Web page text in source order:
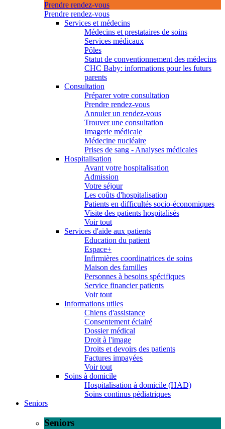
Prendre rendez-vous
Prendre rendez-vous
Services et médecins
Médecins et prestataires de soins
Services médicaux
Pôles
Statut de conventionnement des médecins
CHC Baby: informations pour les futurs
parents
Consultation
Préparer votre consultation
Prendre rendez-vous
Annuler un rendez-vous
Trouver une consultation
Imagerie médicale
Médecine nucléaire
Prises de sang - Analyses médicales
Hospitalisation
Avant votre hospitalisation
Admission
Votre séjour
Les coûts d'hospitalisation
Patients en difficultés socio-économiques
Visite des patients hospitalisés
Voir tout
Services d'aide aux patients
Education du patient
Espace+
Infirmières coordinatrices de soins
Maison des familles
Personnes à besoins spécifiques
Service financier patients
Voir tout
Informations utiles
Chiens d'assistance
Consentement éclairé
Dossier médical
Droit à l'image
Droits et devoirs des patients
Factures impayées
Voir tout
Soins à domicile
Hospitalisation à domicile (HAD)
Soins continus pédiatriques
Seniors
Seniors